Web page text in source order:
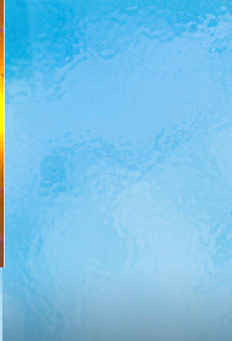
住宿不提供早餐